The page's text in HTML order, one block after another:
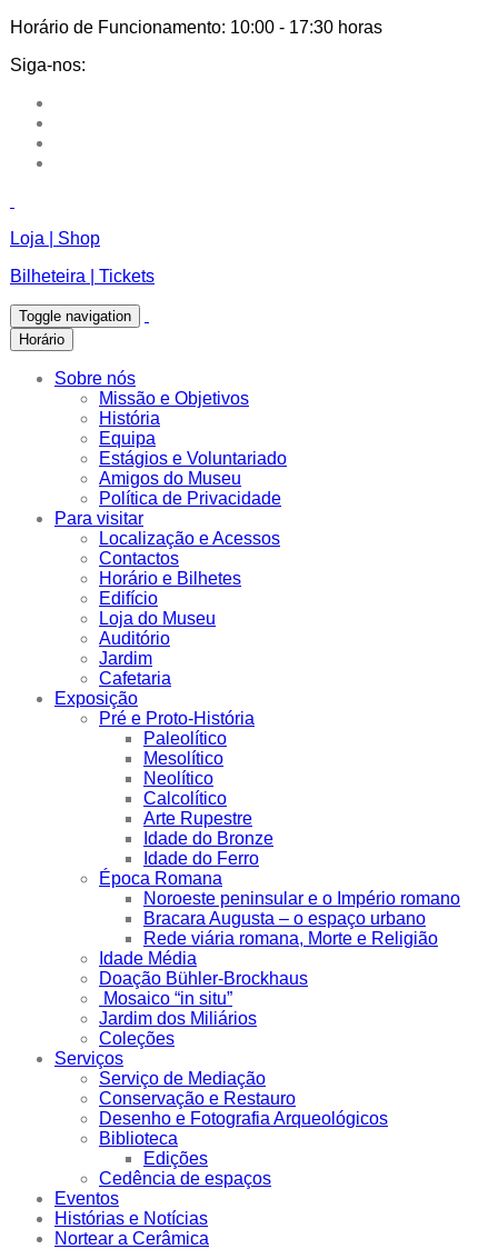
Horário de Funcionamento: 10:00 - 17:30 horas
Siga-nos:
Loja | Shop
Bilheteira | Tickets
Toggle navigation
Horário
Sobre nós
Missão e Objetivos
História
Equipa
Estágios e Voluntariado
Amigos do Museu
Política de Privacidade
Para visitar
Localização e Acessos
Contactos
Horário e Bilhetes
Edifício
Loja do Museu
Auditório
Jardim
Cafetaria
Exposição
Pré e Proto-História
Paleolítico
Mesolítico
Neolítico
Calcolítico
Arte Rupestre
Idade do Bronze
Idade do Ferro
Época Romana
Noroeste peninsular e o Império romano
Bracara Augusta – o espaço urbano
Rede viária romana, Morte e Religião
Idade Média
Doação Bühler-Brockhaus
Mosaico “in situ”
Jardim dos Miliários
Coleções
Serviços
Serviço de Mediação
Conservação e Restauro
Desenho e Fotografia Arqueológicos
Biblioteca
Edições
Cedência de espaços
Eventos
Histórias e Notícias
Nortear a Cerâmica